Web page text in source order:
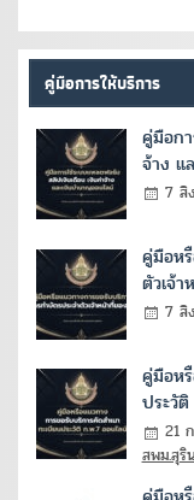
คู่มือการให้บริการ
คู่มือก
จ้าง แ
7 สิ
คู่มือห
ตัวเจ้
7 สิ
คู่มือห
ประวั
21
สพม.สุริ